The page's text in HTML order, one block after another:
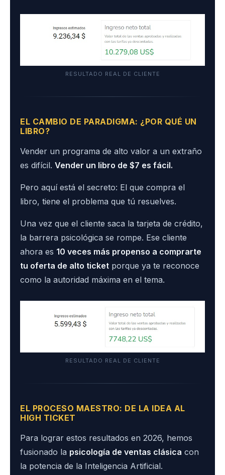
RESULTADO REAL DE CLIENTE
EL CAMBIO DE PARADIGMA: ¿POR QUÉ UN
LIBRO?
Vender un programa de alto valor a un extraño
es difícil. Vender un libro de $7 es fácil.
Pero aquí está el secreto: El que compra el
libro, tiene el problema que tú resuelves.
Una vez que el cliente saca la tarjeta de crédito,
la barrera psicológica se rompe. Ese cliente
ahora es 10 veces más propenso a comprarte
tu oferta de alto ticket porque ya te reconoce
como la autoridad máxima en el tema.
RESULTADO REAL DE CLIENTE
EL PROCESO MAESTRO: DE LA IDEA AL
HIGH TICKET
Para lograr estos resultados en 2026, hemos
fusionado la psicología de ventas clásica con
la potencia de la Inteligencia Artificial.